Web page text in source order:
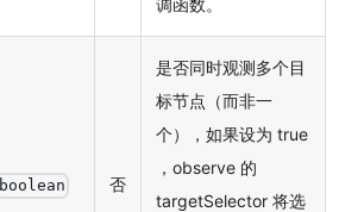
调函数。
boolean 否
是否同时观测多个目
标节点（而非一
个），如果设为 true
，observe 的
targetSelector 将选